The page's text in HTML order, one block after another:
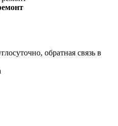
обратная связь в